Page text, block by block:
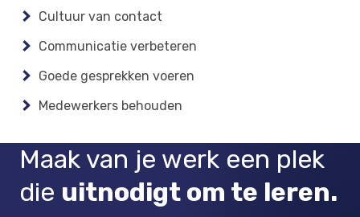
Cultuur van contact
Communicatie verbeteren
Goede gesprekken voeren
Medewerkers behouden
Maak van je werk een plek
die uitnodigt om te leren.